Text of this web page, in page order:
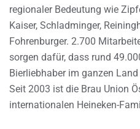
regionaler Bedeutung wie
Kaiser, Schladminger,
Fohrenburger. 2.700
sorgen dafür, dass rund
Bierliebhaber im ganzen
Seit 2003 ist die Brau Union
internationalen Heineken-